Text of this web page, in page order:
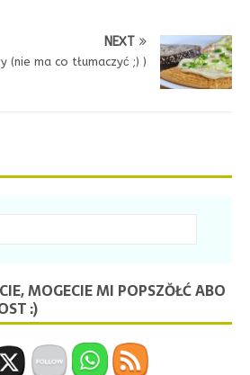
NEXT
(nie ma co tłumaczyć ;) )
MOGECIE MI POPSZŎŁĆ ABO
:)